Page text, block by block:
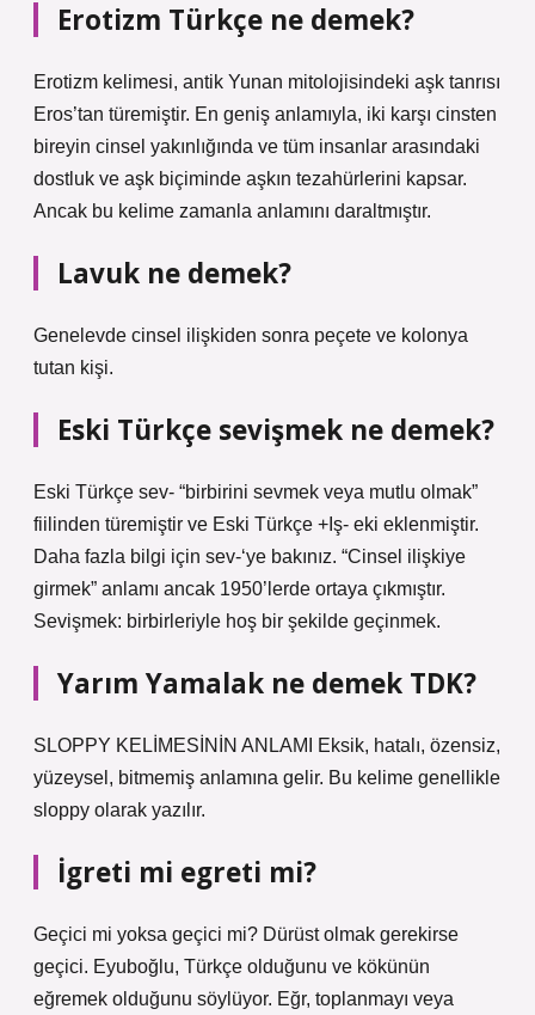
Erotizm Türkçe ne demek?
Erotizm kelimesi, antik Yunan mitolojisindeki aşk tanrısı
Eros’tan türemiştir. En geniş anlamıyla, iki karşı cinsten
bireyin cinsel yakınlığında ve tüm insanlar arasındaki
dostluk ve aşk biçiminde aşkın tezahürlerini kapsar.
Ancak bu kelime zamanla anlamını daraltmıştır.
Lavuk ne demek?
Genelevde cinsel ilişkiden sonra peçete ve kolonya
tutan kişi.
Eski Türkçe sevişmek ne demek?
Eski Türkçe sev- “birbirini sevmek veya mutlu olmak”
fiilinden türemiştir ve Eski Türkçe +Iş- eki eklenmiştir.
Daha fazla bilgi için sev-‘ye bakınız. “Cinsel ilişkiye
girmek” anlamı ancak 1950’lerde ortaya çıkmıştır.
Sevişmek: birbirleriyle hoş bir şekilde geçinmek.
Yarım Yamalak ne demek TDK?
SLOPPY KELİMESİNİN ANLAMI Eksik, hatalı, özensiz,
yüzeysel, bitmemiş anlamına gelir. Bu kelime genellikle
sloppy olarak yazılır.
İgreti mi egreti mi?
Geçici mi yoksa geçici mi? Dürüst olmak gerekirse
geçici. Eyuboğlu, Türkçe olduğunu ve kökünün
eğremek olduğunu söylüyor. Eğr, toplanmayı veya